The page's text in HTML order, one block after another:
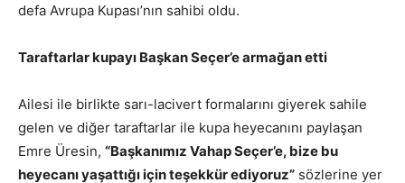
defa Avrupa Kupası’nın sahibi oldu.
Taraftarlar kupayı Başkan Seçer’e armağan etti
Ailesi ile birlikte sarı-lacivert formalarını giyerek sahile
gelen ve diğer taraftarlar ile kupa heyecanını paylaşan
Emre Üresin, “Başkanımız Vahap Seçer’e, bize bu
heyecanı yaşattığı için teşekkür ediyoruz” sözlerine yer